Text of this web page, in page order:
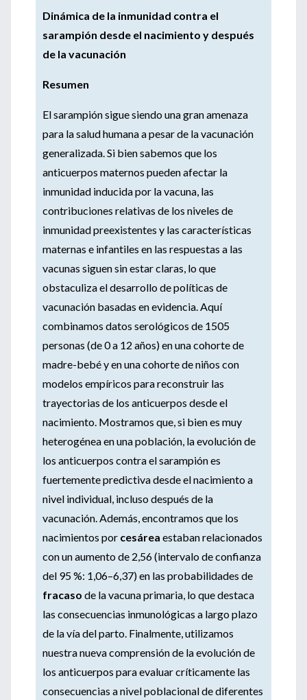
Dinámica de la inmunidad contra el
sarampión desde el nacimiento y después
de la vacunación
Resumen
El sarampión sigue siendo una gran amenaza
para la salud humana a pesar de la vacunación
generalizada. Si bien sabemos que los
anticuerpos maternos pueden afectar la
inmunidad inducida por la vacuna, las
contribuciones relativas de los niveles de
inmunidad preexistentes y las características
maternas e infantiles en las respuestas a las
vacunas siguen sin estar claras, lo que
obstaculiza el desarrollo de políticas de
vacunación basadas en evidencia. Aquí
combinamos datos serológicos de 1505
personas (de 0 a 12 años) en una cohorte de
madre-bebé y en una cohorte de niños con
modelos empíricos para reconstruir las
trayectorias de los anticuerpos desde el
nacimiento. Mostramos que, si bien es muy
heterogénea en una población, la evolución de
los anticuerpos contra el sarampión es
fuertemente predictiva desde el nacimiento a
nivel individual, incluso después de la
vacunación. Además, encontramos que los
nacimientos por cesárea estaban relacionados
con un aumento de 2,56 (intervalo de confianza
del 95 %: 1,06–6,37) en las probabilidades de
fracaso de la vacuna primaria, lo que destaca
las consecuencias inmunológicas a largo plazo
de la vía del parto. Finalmente, utilizamos
nuestra nueva comprensión de la evolución de
los anticuerpos para evaluar críticamente las
consecuencias a nivel poblacional de diferentes